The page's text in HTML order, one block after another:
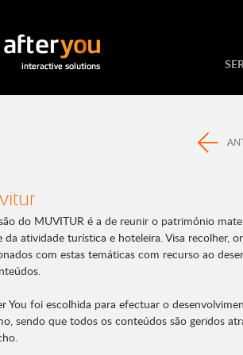
do MUVITUR é a de reunir o património
da atividade turística e hoteleira. Visa recolher,
com estas temáticas com recurso ao
You foi escolhida para efectuar o
sendo que todos os conteúdos são geridos